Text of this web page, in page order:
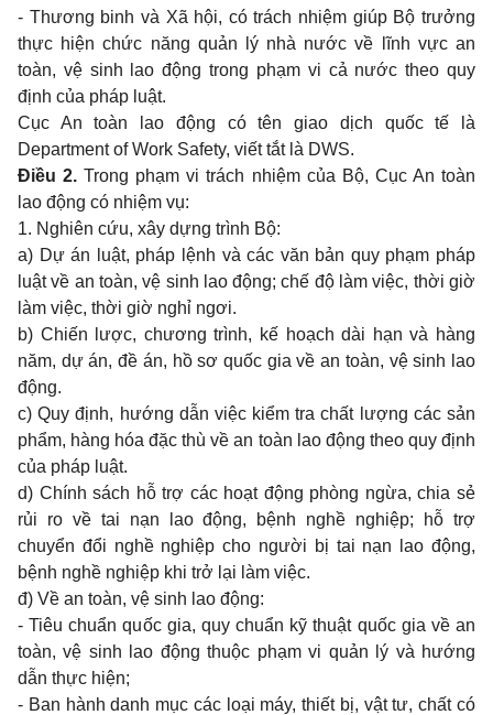
- Thương binh và Xã hội, có trách nhiệm giúp Bộ trưởng
thực hiện chức năng quản lý nhà nước về lĩnh vực an
toàn, vệ sinh lao động trong phạm vi cả nước theo quy
định của pháp luật.
Cục An toàn lao động có tên giao dịch quốc tế là
Department of Work Safety, viết tắt là DWS.
Điều 2. Trong phạm vi trách nhiệm của Bộ, Cục An toàn
lao động có nhiệm vụ:
1. Nghiên cứu, xây dựng trình Bộ:
a) Dự án luật, pháp lệnh và các văn bản quy phạm pháp
luật về an toàn, vệ sinh lao động; chế độ làm việc, thời giờ
làm việc, thời giờ nghỉ ngơi.
b) Chiến lược, chương trình, kế hoạch dài hạn và hàng
năm, dự án, đề án, hồ sơ quốc gia về an toàn, vệ sinh lao
động.
c) Quy định, hướng dẫn việc kiểm tra chất lượng các sản
phẩm, hàng hóa đặc thù về an toàn lao động theo quy định
của pháp luật.
d) Chính sách hỗ trợ các hoạt động phòng ngừa, chia sẻ
rủi ro về tai nạn lao động, bệnh nghề nghiệp; hỗ trợ
chuyển đổi nghề nghiệp cho người bị tai nạn lao động,
bệnh nghề nghiệp khi trở lại làm việc.
đ) Về an toàn, vệ sinh lao động:
- Tiêu chuẩn quốc gia, quy chuẩn kỹ thuật quốc gia về an
toàn, vệ sinh lao động thuộc phạm vi quản lý và hướng
dẫn thực hiện;
- Ban hành danh mục các loại máy, thiết bị, vật tư, chất có